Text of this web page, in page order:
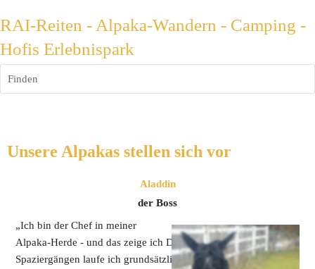
RAI-Reiten - Alpaka-Wandern - Camping -
Hofis Erlebnispark
Finden
Unsere Alpakas stellen sich vor
Aladdin
der Boss
„Ich bin der Chef in meiner
Alpaka-Herde - und das zeige ich Dir auch! Bei den
Spaziergängen laufe ich grundsätzlich voraus; für meine Herde